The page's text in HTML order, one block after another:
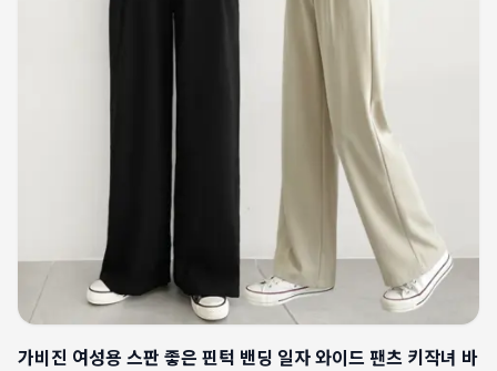
가비진 여성용 스판 좋은 핀턱 밴딩 일자 와이드 팬츠 키작녀 바